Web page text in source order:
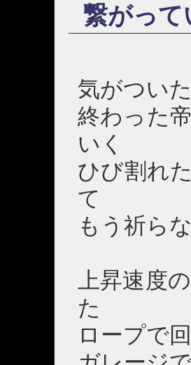
繋がっ
気がつい
終わった
いく
ひび割れ
て
もう祈ら
上昇速度
た
ロープで